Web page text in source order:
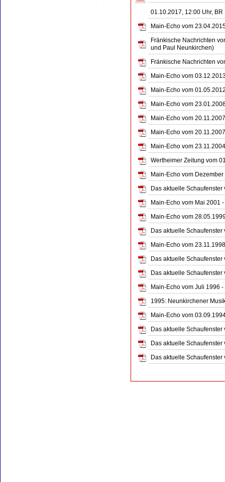
01.10.2017, 12:00 Uhr,
Main-Echo vom
Fränkische Nachrichten
und Paul Neunkirchen)
Fränkische Nachrichten
Main-Echo vom
Main-Echo vom
Main-Echo vom
Main-Echo vom
Main-Echo vom
Main-Echo vom
Wertheimer Zeitung vom
Main-Echo vom
Das aktuelle
Main-Echo vom Mai 2001
Main-Echo vom
Das aktuelle
Main-Echo vom
Das aktuelle
Das aktuelle
Main-Echo vom Juli 1996
1995: Neunkirchener
Main-Echo vom
Das aktuelle
Das aktuelle
Das aktuelle